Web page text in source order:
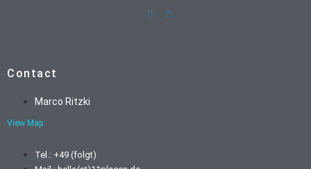
Contact
Marco Ritzki
View Map
Tel.: +49 (folgt)